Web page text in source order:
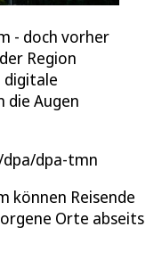
- doch vorher
Region
digitale
die Augen
dpa/dpa-tmn
können Reisende
Orte abseits